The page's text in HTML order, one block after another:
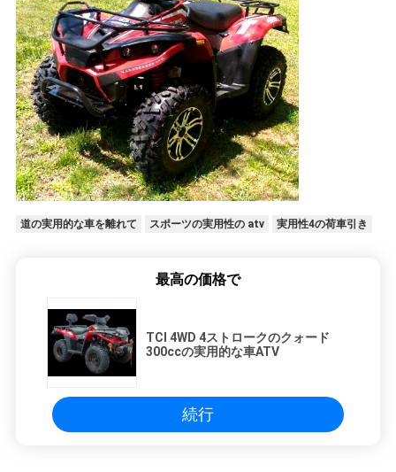
道の実用的な車を離れて スポーツの実用性の atv 実用性4の荷車引き
最高の価格で
TCI 4WD 4ストロークのクォード
300ccの実用的な車ATV
続行